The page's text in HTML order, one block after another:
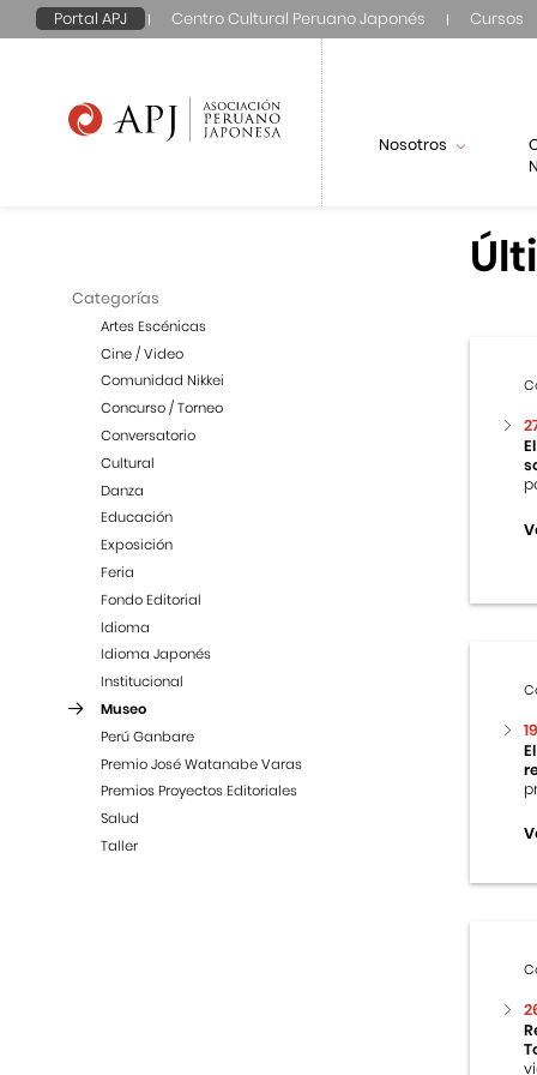
Portal APJ Centro Cultural Peruano Japonés Cursos
Nosotros
Categorías
Artes Escénicas
Cine / Video
Comunidad Nikkei
Concurso / Torneo
Conversatorio
Cultural
Danza
Educación
Exposición
Feria
Fondo Editorial
Idioma
Idioma Japonés
Institucional
Museo
Perú Ganbare
Premio José Watanabe Varas
Premios Proyectos Editoriales
Salud
Taller